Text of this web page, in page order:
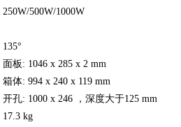
250W/500W/1000W
135°
面板: 1046 x 285 x 2 mm
箱体: 994 x 240 x 119 mm
开孔: 1000 x 246 ，深度大于125 mm
17.3 kg